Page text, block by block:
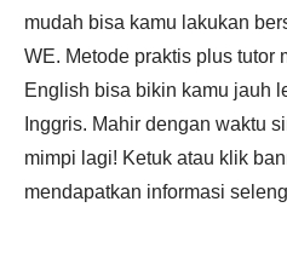
mudah bisa kamu lakukan
WE. Metode praktis plus tutor
English bisa bikin kamu jauh
Inggris. Mahir dengan waktu
mimpi lagi! Ketuk atau klik
mendapatkan informasi